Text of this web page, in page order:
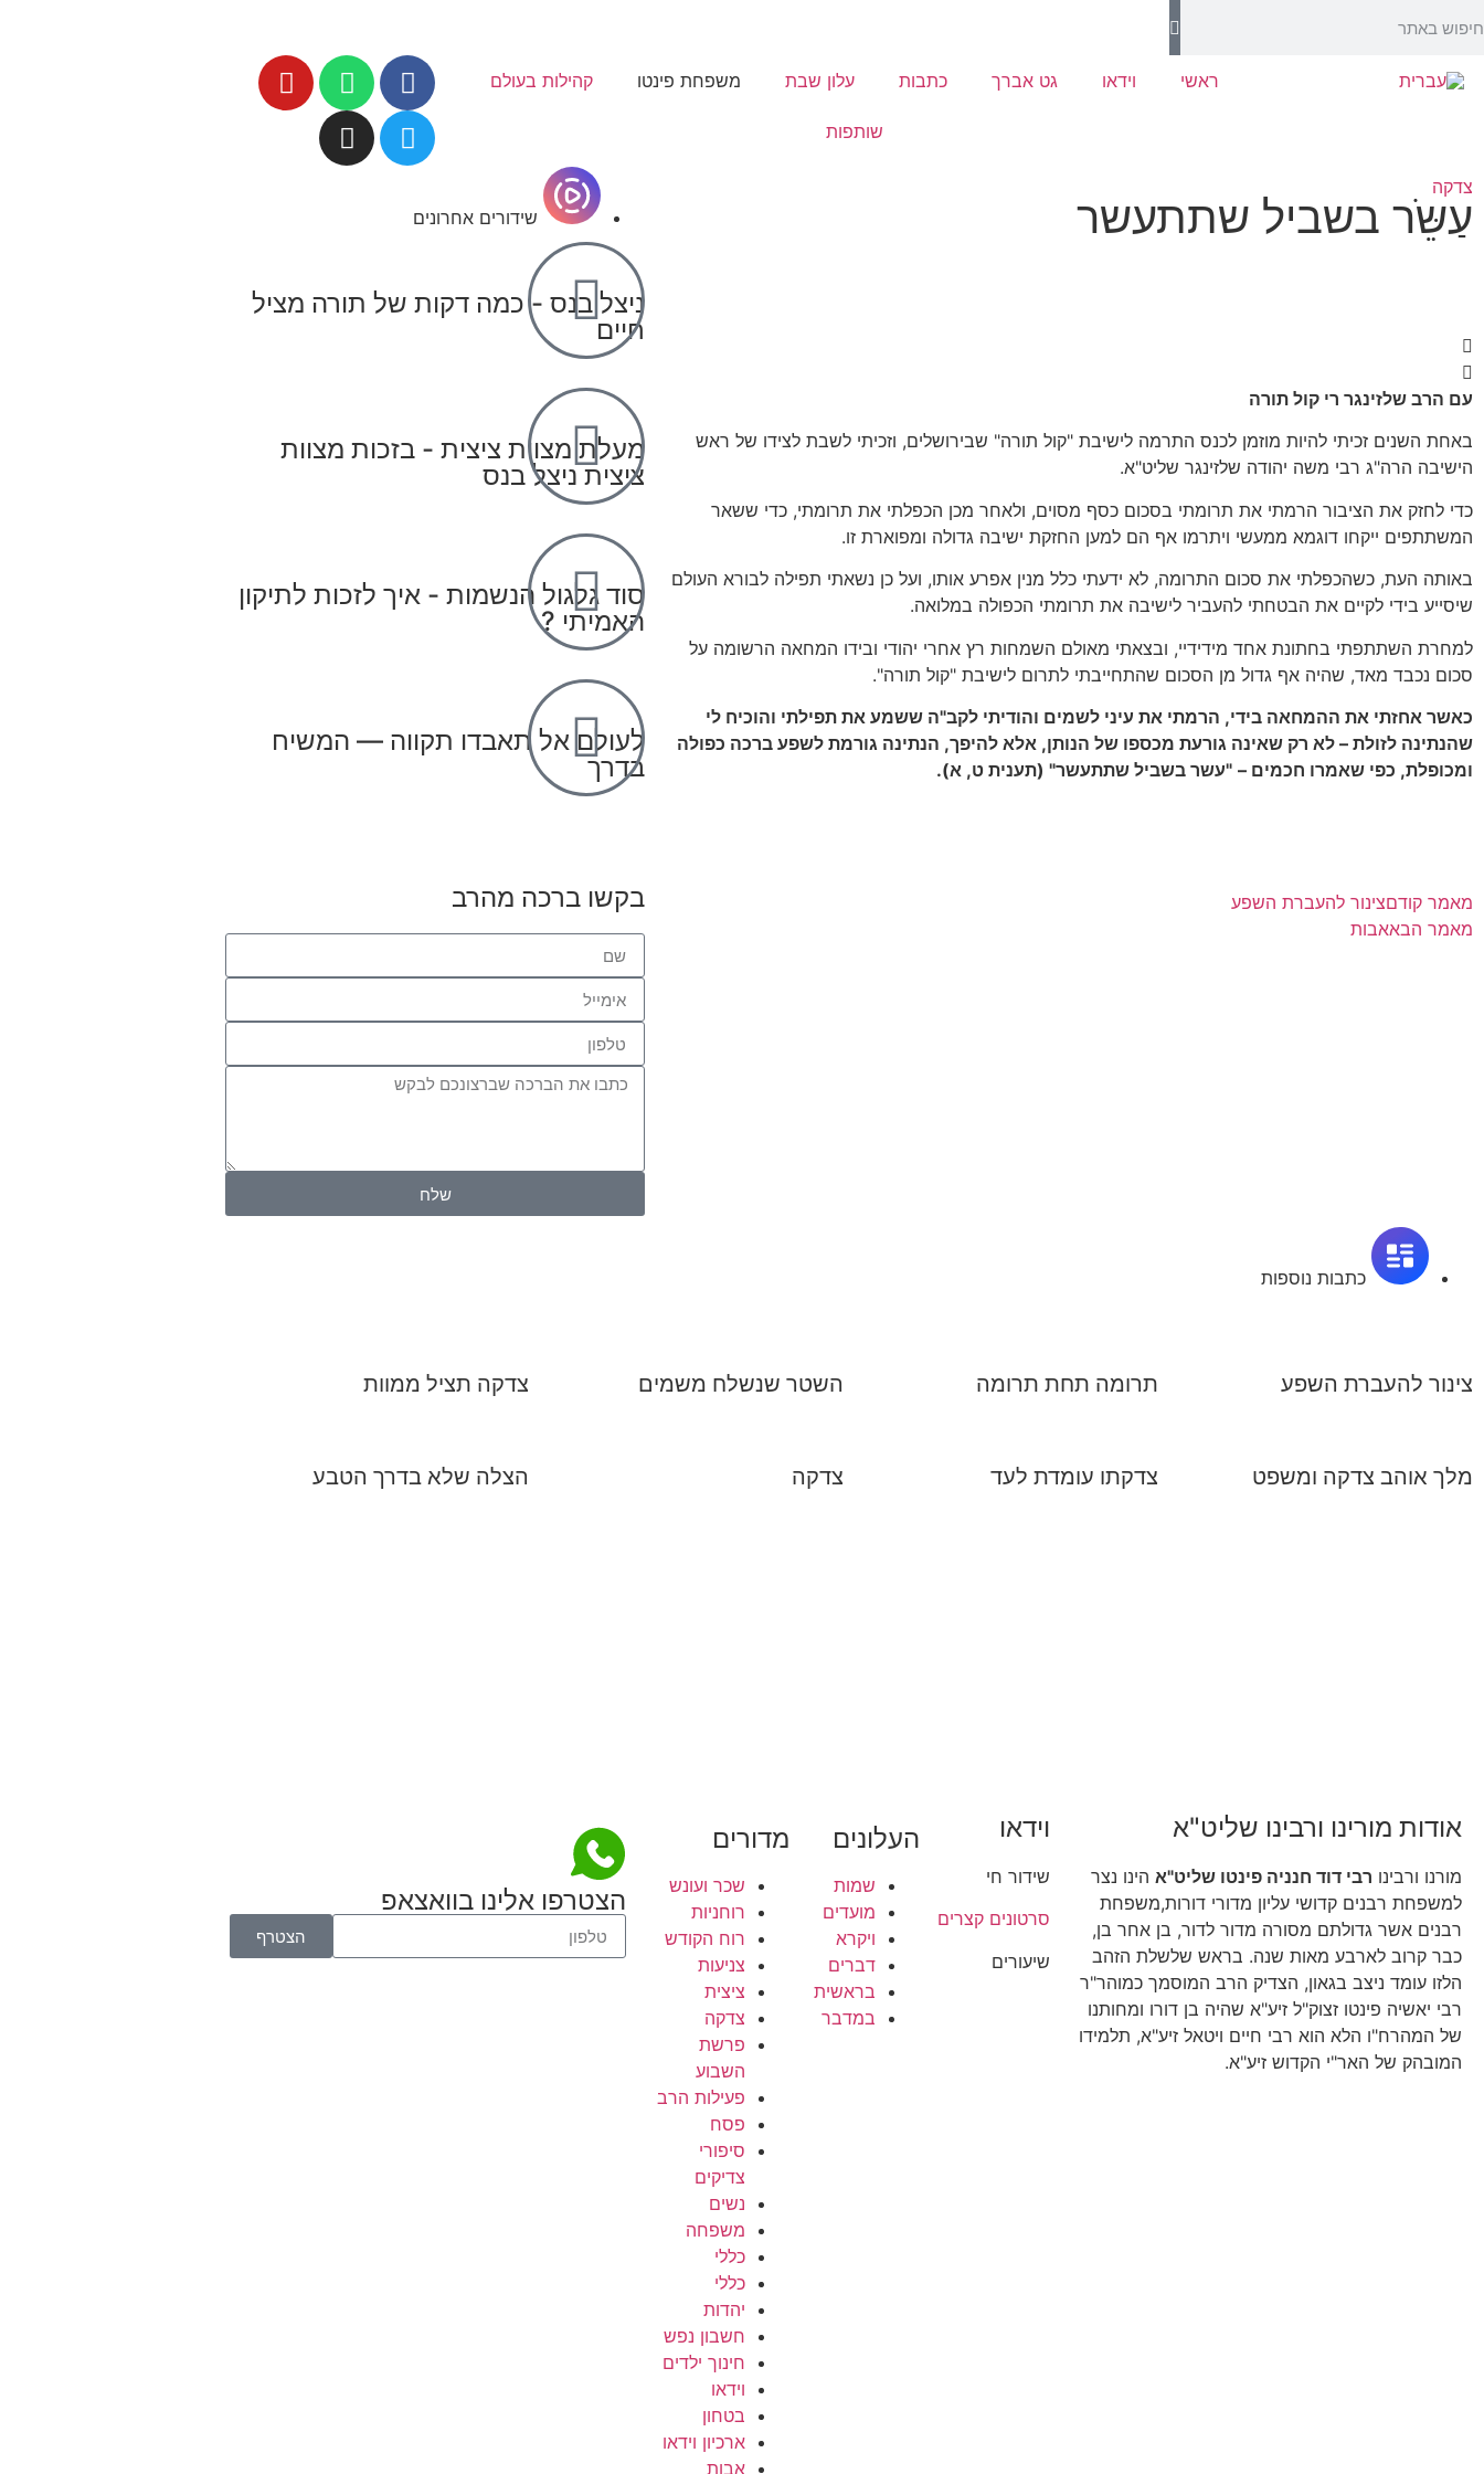
ראשי וידאו גט אברך כתבות עלון שבת משפחת פינטו קהילות בעולם
שותפות
צדקה
עַשֵֹּר בשביל שתתעשר
עם הרב שלזינגר רי קול תורה
באחת השנים זכיתי להיות מוזמן לכנס התרמה לישיבת "קול תורה" שבירושלים, וזכיתי לשבת לצידו של ראש
הישיבה הרה"ג רבי משה יהודה שלזינגר שליט"א.
כדי לחזק את הציבור הרמתי את תרומתי בסכום כסף מסוים, ולאחר מכן הכפלתי את תרומתי, כדי ששאר
המשתתפים ייקחו דוגמא ממעשי ויתרמו אף הם למען החזקת ישיבה גדולה ומפוארת זו.
באותה העת, כשהכפלתי את סכום התרומה, לא ידעתי כלל מנין אפרע אותו, ועל כן נשאתי תפילה לבורא העולם
שיסייע בידי לקיים את הבטחתי להעביר לישיבה את תרומתי הכפולה במלואה.
למחרת השתתפתי בחתונת אחד מידידיי, ובצאתי מאולם השמחות רץ אחרי יהודי ובידו המחאה הרשומה על
סכום נכבד מאד, שהיה אף גדול מן הסכום שהתחייבתי לתרום לישיבת "קול תורה".
כאשר אחזתי את ההמחאה בידי, הרמתי את עיני לשמים והודיתי לקב"ה ששמע את תפילתי והוכיח לי
שהנתינה לזולת – לא רק שאינה גורעת מכספו של הנותן, אלא להיפך, הנתינה גורמת לשפע ברכה כפולה
ומכופלת, כפי שאמרו חכמים – "עשר בשביל שתתעשר" (תענית ט, א).
מאמר קודםצינור להעברת השפע
מאמר הבאאבות
שידורים אחרונים
ניצל בנס - כמה דקות של תורה מציל
חיים
מעלת מצוות ציצית - בזכות מצוות
ציצית ניצל בנס
סוד גלגול הנשמות - איך לזכות לתיקון
האמיתי ?
לעולם אל תאבדו תקווה — המשיח
בדרך
בקשו ברכה מהרב
שלח
כתבות נוספות
צינור להעברת השפע תרומה תחת תרומה השטר שנשלח משמים צדקה תציל ממוות
מלך אוהב צדקה ומשפט צדקתו עומדת לעד צדקה הצלה שלא בדרך הטבע
אודות מורינו ורבינו שליט"א
מורנו ורבינו רבי דוד חנניה פינטו שליט"א הינו נצר
למשפחת רבנים קדושי עליון מדורי דורות,משפחת
רבנים אשר גדולתם מסורה מדור לדור, בן אחר בן,
כבר קרוב לארבע מאות שנה. בראש שלשלת הזהב
הלזו עומד ניצב בגאון, הצדיק הרב המוסמך כמוהר"ר
רבי יאשיה פינטו זצוק"ל זיע"א שהיה בן דורו ומחותנו
של המהרח"ו הלא הוא רבי חיים ויטאל זיע"א, תלמידו
המובהק של האר"י הקדוש זיע"א.
וידאו
שידור חי
סרטונים קצרים
שיעורים
העלונים
שמות
מועדים
ויקרא
דברים
בראשית
במדבר
מדורים
שכר ועונש
רוחניות
רוח הקודש
צניעות
ציצית
צדקה
פרשת
השבוע
פעילות הרב
פסח
סיפורי
צדיקים
נשים
משפחה
כללי
כללי
יהדות
חשבון נפש
חינוך ילדים
וידאו
בטחון
ארכיון וידאו
אבות
הצטרפו אלינו בוואצאפ
הצטרף